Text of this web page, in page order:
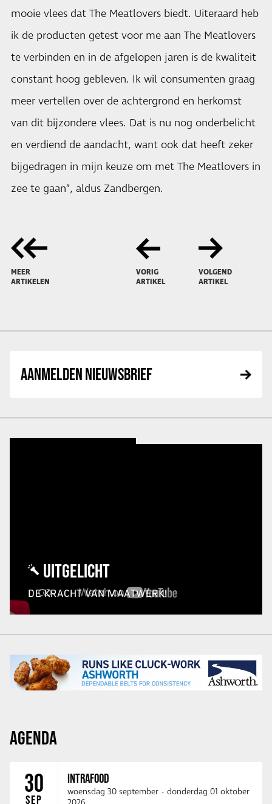
mooie vlees dat The Meatlovers biedt. Uiteraard heb
ik de producten getest voor me aan The Meatlovers
te verbinden en in de afgelopen jaren is de kwaliteit
constant hoog gebleven. Ik wil consumenten graag
meer vertellen over de achtergrond en herkomst
van dit bijzondere vlees. Dat is nu nog onderbelicht
en verdiend de aandacht, want ook dat heeft zeker
bijgedragen in mijn keuze om met The Meatlovers in
zee te gaan”, aldus Zandbergen.
MEER
ARTIKELEN
VORIG
ARTIKEL
VOLGEND
ARTIKEL
AANMELDEN NIEUWSBRIEF
UITGELICHT
DE KRACHT VAN MAATWERK!
AGENDA
30
SEP
INTRAFOOD
woensdag 30 september - donderdag 01 oktober